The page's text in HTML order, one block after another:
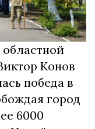
областной
Конов
победа в
город
6000